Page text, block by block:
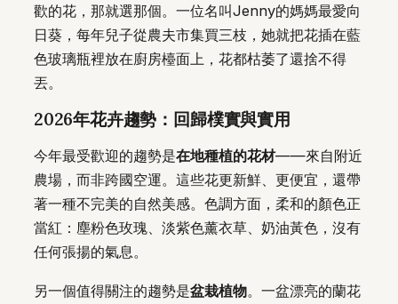
歡的花，那就選那個。一位名叫Jenny的媽媽最愛向
日葵，每年兒子從農夫市集買三枝，她就把花插在藍
色玻璃瓶裡放在廚房檯面上，花都枯萎了還捨不得
丟。
2026年花卉趨勢：回歸樸實與實用
今年最受歡迎的趨勢是在地種植的花材——來自附近
農場，而非跨國空運。這些花更新鮮、更便宜，還帶
著一種不完美的自然美感。色調方面，柔和的顏色正
當紅：塵粉色玫瑰、淡紫色薰衣草、奶油黃色，沒有
任何張揚的氣息。
另一個值得關注的趨勢是盆栽植物。一盆漂亮的蘭花